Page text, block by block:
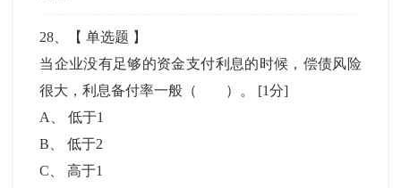
28 、【单选题 】
当企业没有足够的资金支付利息的时候，偿债风险
很大，利息备付率一般（ ）。 [1分]
A
、低于1
B 、低于2
C 、高于1